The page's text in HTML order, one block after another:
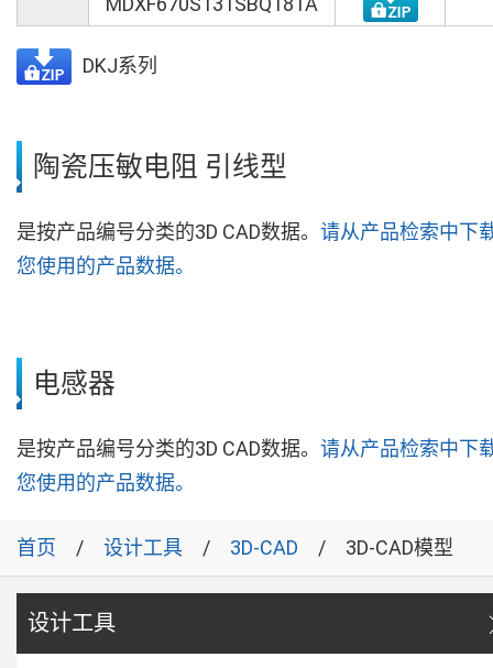
DKJ系列
陶瓷压敏电阻 引线型
是按产品编号分类的3D CAD数据。 请从产品检索中下
您使用的产品数据。
电感器
是按产品编号分类的3D CAD数据。 请从产品检索中下
您使用的产品数据。
首页 设计工具 3D-CAD 3D-CAD模型
设计工具